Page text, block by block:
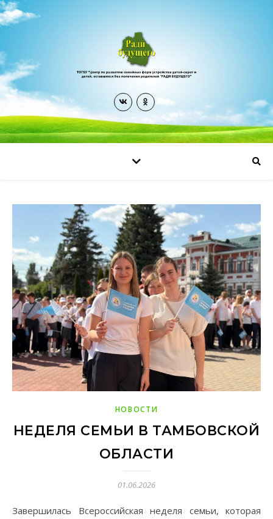
НОВОСТИ
НЕДЕЛЯ СЕМЬИ В ТАМБОВСКОЙ
ОБЛАСТИ
01.06.2026
Завершилась Всероссийская неделя семьи, которая